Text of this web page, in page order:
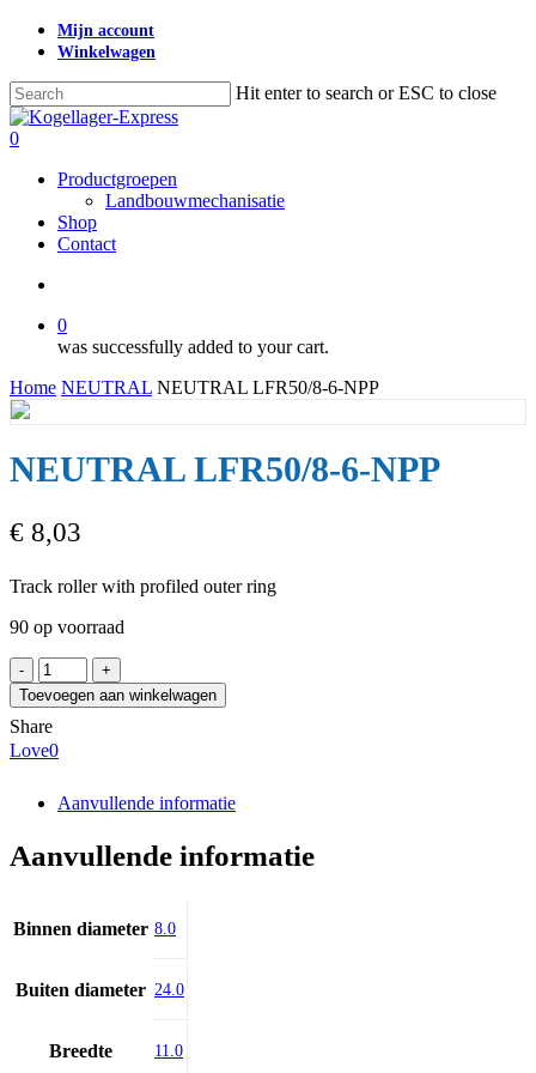
Skip
content
Mijn account
Winkelwagen
Hit enter to search or ESC to close
Close
Search
search
0
Productgroepen
Landbouwmechanisatie
Shop
Contact
0
was successfully added to your cart.
Home NEUTRAL NEUTRAL LFR50/8-6-NPP
NEUTRAL LFR50/8-6-NPP
€ 8,03
Track roller with profiled outer ring
90 op voorraad
NEUTRAL
LFR50/8-
6-
NPP
aantal
Toevoegen aan winkelwagen
Share
Love0
Aanvullende informatie
Aanvullende informatie
Binnen diameter 8.0
Buiten diameter 24.0
Breedte 11.0